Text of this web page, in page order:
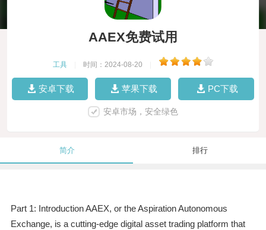
AAEX免费试用
工具 时间：2024-08-20
安卓下载 苹果下载 PC下载
安卓市场，安全绿色
简介 排行
Part 1: Introduction AAEX, or the Aspiration Autonomous
Exchange, is a cutting-edge digital asset trading platform that